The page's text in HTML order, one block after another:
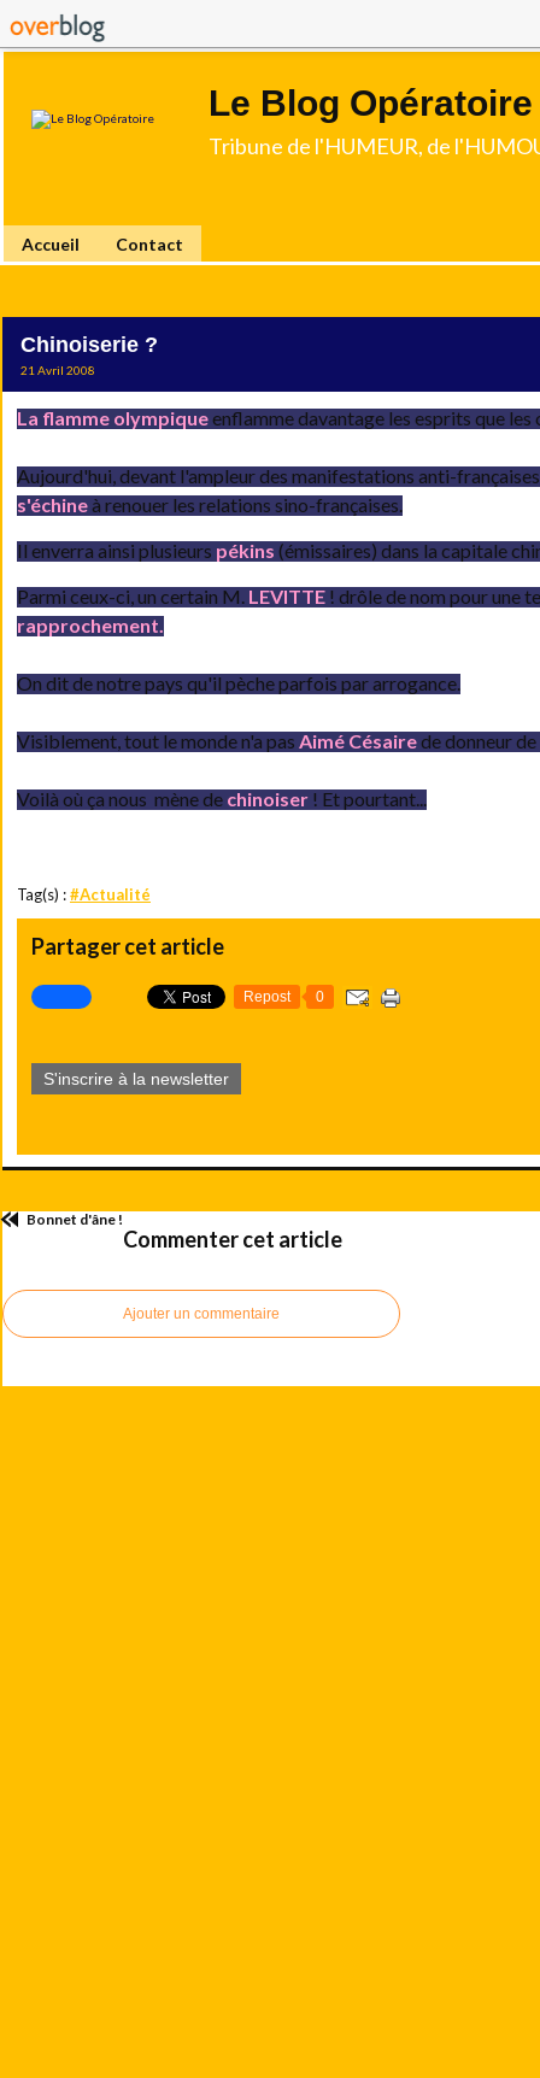
Le Blog Opératoire
Tribune de l'HUMEUR, de
Accueil Contact
Chinoiserie ?
21 Avril 2008
La flamme olympiqueenflamme davantage les esprits que les
Aujourd'hui, devant l'ampleur des manifestations anti-
s'échineà renouer les relations sino-françaises.
Il enverra ainsi plusieurs pékins (émissaires) dans la capitale
Parmi ceux-ci, un certain M. LEVITTE ! drôle de nom pour une
rapprochement.
On dit de notre pays qu'il pèche parfois par arrogance.
Visiblement, tout le monde n'a pas Aimé Césairede donneur de
Voilà où ça nous mène de chinoiser ! Et pourtant...
Tag(s) :#Actualité
Partager cet article
Repost 0
S'inscrire à la newsletter
Bonnet d'âne !
Commenter cet article
Ajouter un commentaire